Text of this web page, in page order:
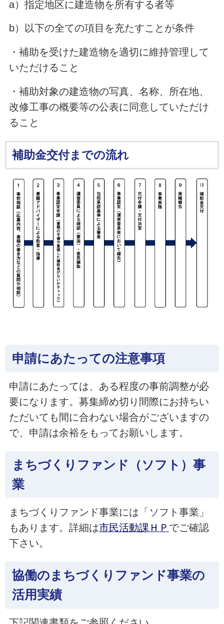
a）指定地区に建造物を所有する者等
b）以下の全ての項目を充たすことが条件
・補助を受けた建造物を適切に維持管理して
いただけること
・補助対象の建造物の写真、名称、所在地、
改修工事の概要等の公表に同意していただけ
ること
補助金交付までの流れ
申請にあたっての注意事項
申請にあたっては、ある程度の事前調整が必
要になります。募集締め切り間際にお持ちい
ただいても間に合わない場合がございますの
で、申請は余裕をもってお願いします。
まちづくりファンド（ソフト）事
業
まちづくりファンド事業には「ソフト事業」
もあります。詳細は市民活動課ＨＰ でご確認
下さい。
協働のまちづくりファンド事業の
活用実績